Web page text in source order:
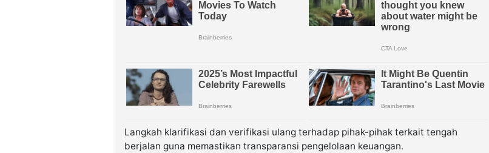
Langkah klarifikasi dan verifikasi ulang terhadap pihak-pihak terkait tengah
berjalan guna memastikan transparansi pengelolaan keuangan.